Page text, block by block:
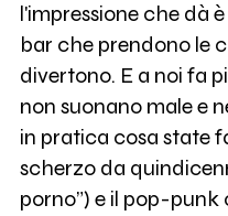
l'impressione che dà
bar che prendono le
divertono. E a noi fa
non suonano male e
in pratica cosa state
scherzo da
porno”) e il pop-punk